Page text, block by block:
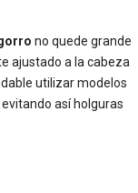
no quede grande
ajustado a la cabeza
utilizar modelos
así holguras